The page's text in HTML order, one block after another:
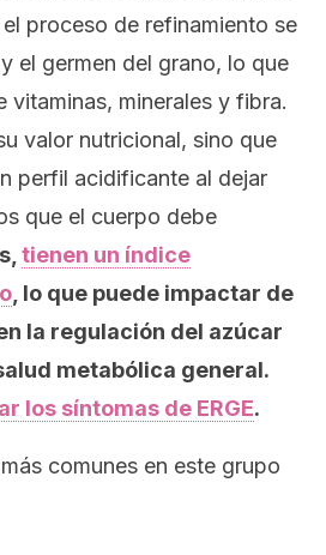
proceso de refinamiento se
el germen del grano, lo que
vitaminas, minerales y fibra.
valor nutricional, sino que
perfil acidificante al dejar
que el cuerpo debe
tienen un índice
, lo que puede impactar de
la regulación del azúcar
metabólica general.
los síntomas de ERGE.
comunes en este grupo